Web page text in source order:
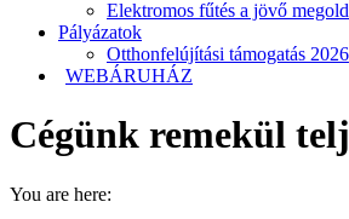
Elektromos fűtés a jövő
Pályázatok
Otthonfelújítási támogatás 2026
WEBÁRUHÁZ
Cégünk remekül
You are here: